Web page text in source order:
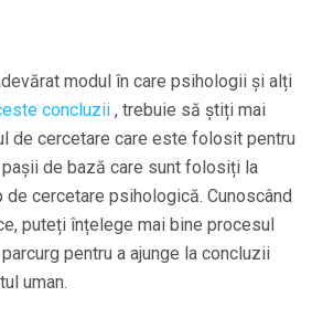
modul în care psihologii și alți
concluzii , trebuie să știți mai
de cercetare care este folosit pentru
de bază care sunt folosiți la
cercetare psihologică. Cunoscând
puteți înțelege mai bine procesul
pentru a ajunge la concluzii
uman.